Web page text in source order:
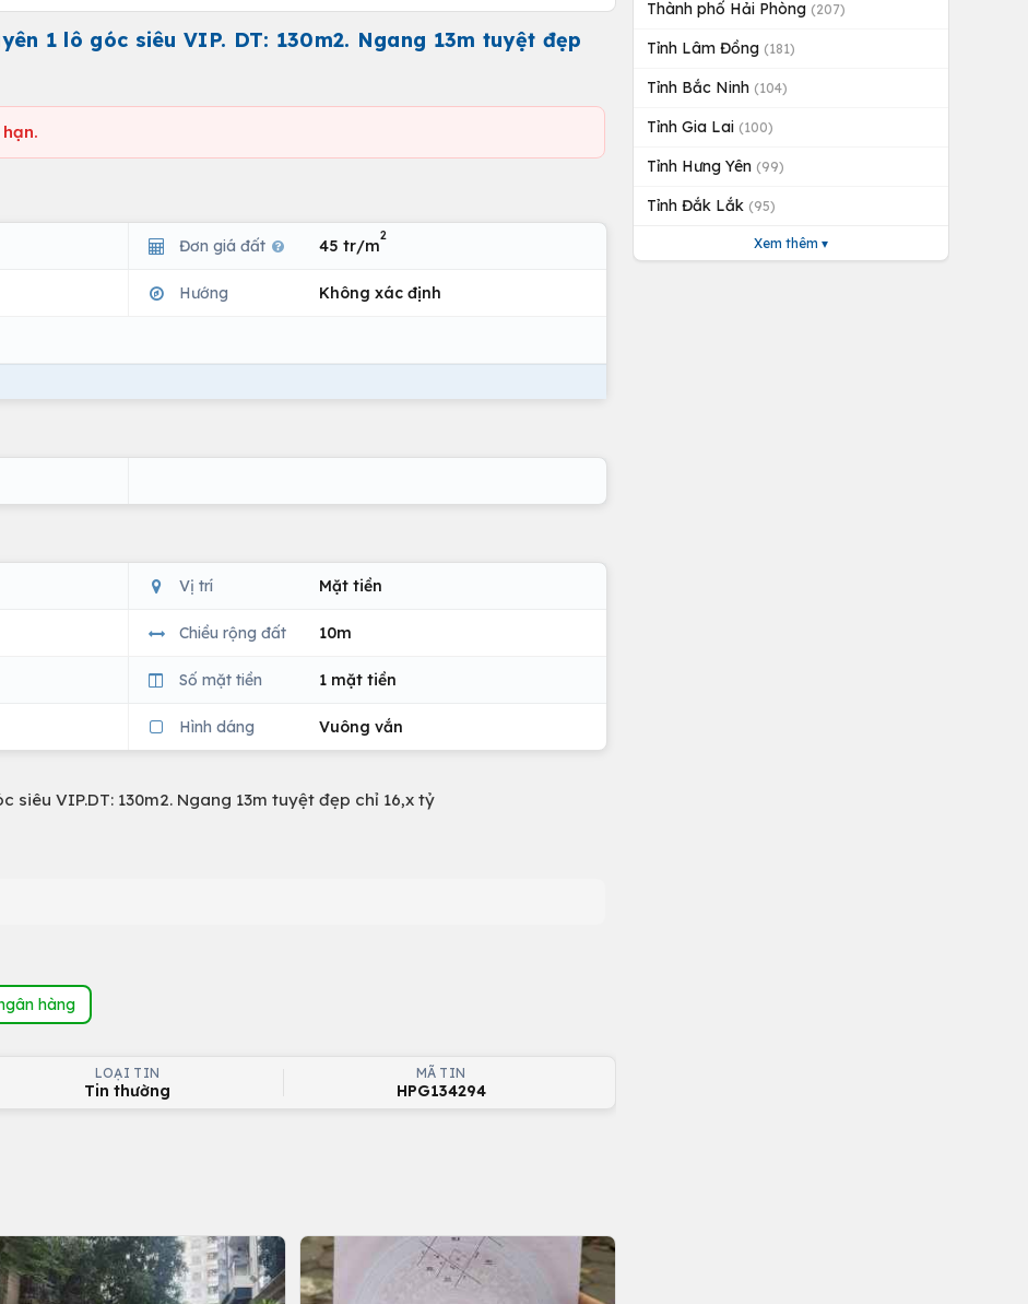
1 lô góc siêu VIP. DT: 130m2. Ngang 13m tuyệt đẹp
Đơn giá đất 45 tr/m
2
Hướng Không xác định
Vị trí Mặt tiền
Chiều rộng đất 10m
Số mặt tiền 1 mặt tiền
Hình dáng Vuông vắn
siêu VIP.DT: 130m2. Ngang 13m tuyệt đẹp chỉ 16,x tỷ
hàng
LOẠI TIN
Tin thường
MÃ TIN
HPG134294
Thành phố Hải Phòng (207)
Tỉnh Lâm Đồng (181)
Tỉnh Bắc Ninh (104)
Tỉnh Gia Lai (100)
Tỉnh Hưng Yên (99)
Tỉnh Đắk Lắk (95)
Xem thêm ▾